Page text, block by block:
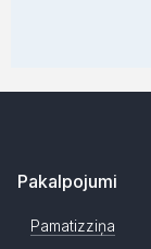
Pakalpojumi
Pamatizziņa